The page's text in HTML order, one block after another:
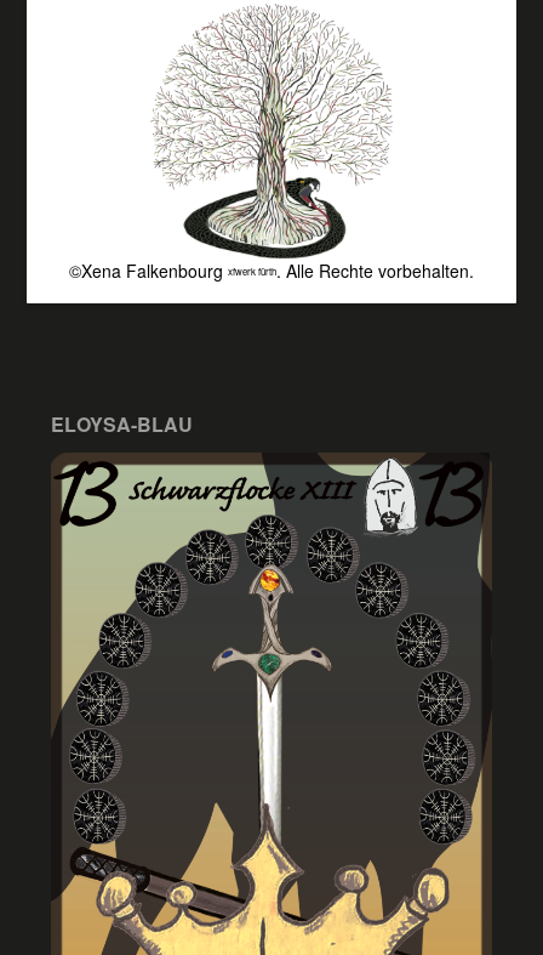
©Xena Falkenbourg xfwerk fürth. Alle Rechte vorbehalten.
ELOYSA-BLAU